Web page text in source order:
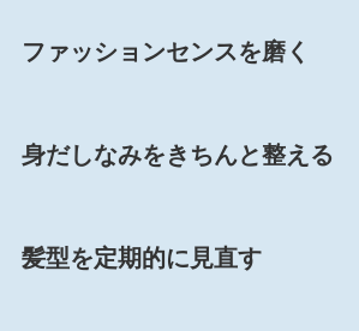
ファッションセンスを磨く
身だしなみをきちんと整える
髪型を定期的に見直す